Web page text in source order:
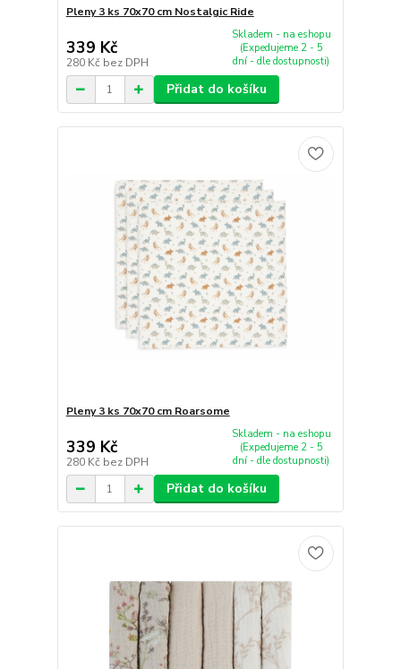
Pleny 3 ks 70x70 cm Nostalgic Ride
339 Kč
280 Kč bez DPH
Skladem - na eshopu
(Expedujeme 2 - 5
dní - dle dostupnosti)
Přidat do košíku
Pleny 3 ks 70x70 cm Roarsome
339 Kč
280 Kč bez DPH
Skladem - na eshopu
(Expedujeme 2 - 5
dní - dle dostupnosti)
Přidat do košíku